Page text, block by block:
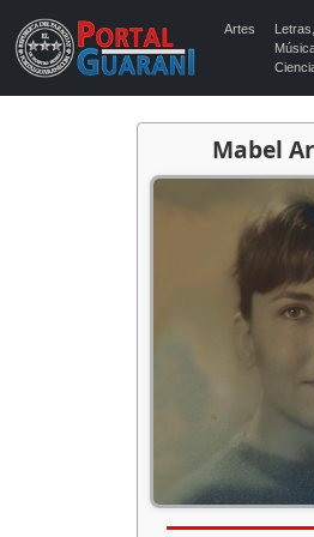
Artes
Letras,
Mabel